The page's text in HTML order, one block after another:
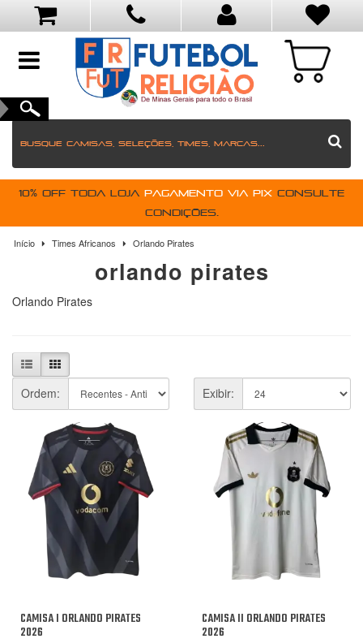
toggle
10% OFF toda loja pagamento via PIX Consulte
condições.
Início Times Africanos Orlando Pirates
orlando pirates
Orlando Pirates
Ordem: Exibir:
CAMISA I ORLANDO PIRATES
2026
CAMISA II ORLANDO PIRATES
2026